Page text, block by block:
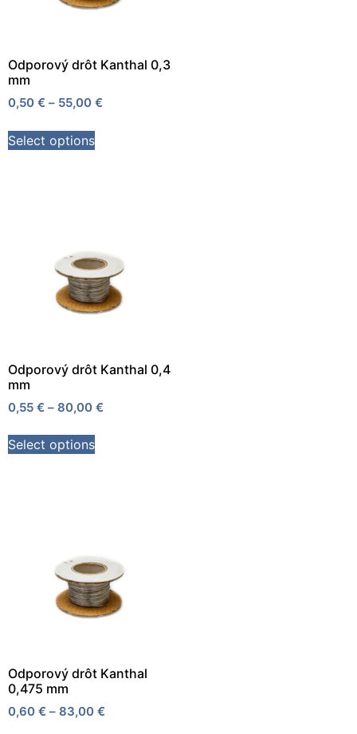
Odporový drôt Kanthal 0,3
mm
0,50 € – 55,00 €
Select options
Odporový drôt Kanthal 0,4
mm
0,55 € – 80,00 €
Select options
Odporový drôt Kanthal
0,475 mm
0,60 € – 83,00 €